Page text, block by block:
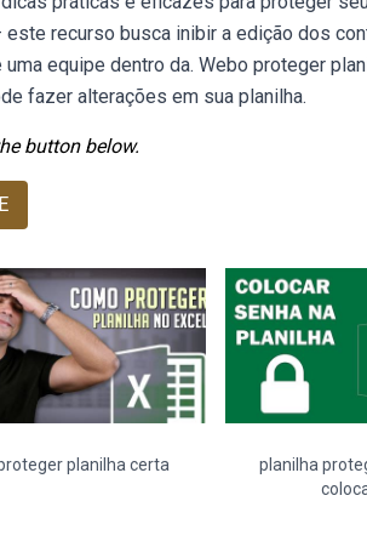
recurso busca inibir a edição dos
equipe dentro da. Webo proteger
fazer alterações em sua planilha.
button below.
planilha certa
planilha